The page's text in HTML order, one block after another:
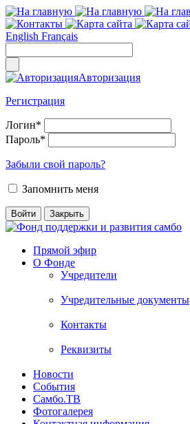
English Français
Авторизация
Регистрация
Логин*
Пароль*
Забыли свой пароль?
Запомнить меня
Прямой эфир
О Фонде
Учредители
Учредительные документы
Контакты
Реквизиты
Новости
События
Самбо.ТВ
Фотогалерея